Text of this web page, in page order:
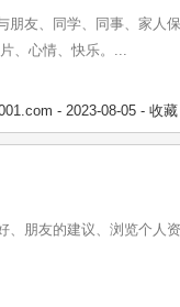
朋友、同学、同事、家人
、心情、快乐。...
- 2023-08-05 - 收藏
、朋友的建议、浏览个人